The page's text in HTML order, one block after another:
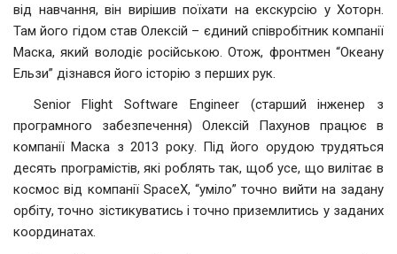
від навчання, він вирішив поїхати на екскурсію у Хоторн.
Там його гідом став Олексій – єдиний співробітник компанії
Маска, який володіє російською. Отож, фронтмен “Океану
Ельзи” дізнався його історію з перших рук.
Senior Flight Software Engineer (старший інженер з
програмного забезпечення) Олексій Пахунов працює в
компанії Маска з 2013 року. Під його орудою трудяться
десять програмістів, які роблять так, щоб усе, що вилітає в
космос від компанії SpaceX, “уміло” точно вийти на задану
орбіту, точно зістикуватись і точно приземлитись у заданих
координатах.